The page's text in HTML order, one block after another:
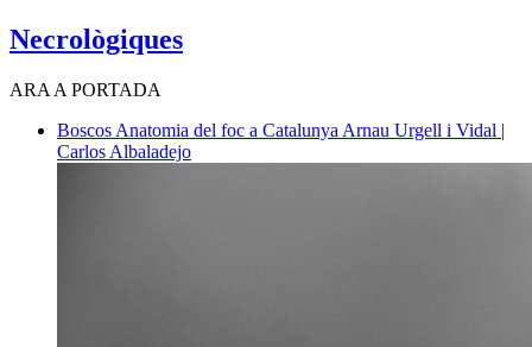
Necrològiques
ARA A PORTADA
Boscos Anatomia del foc a Catalunya Arnau Urgell i Vidal |
Carlos Albaladejo